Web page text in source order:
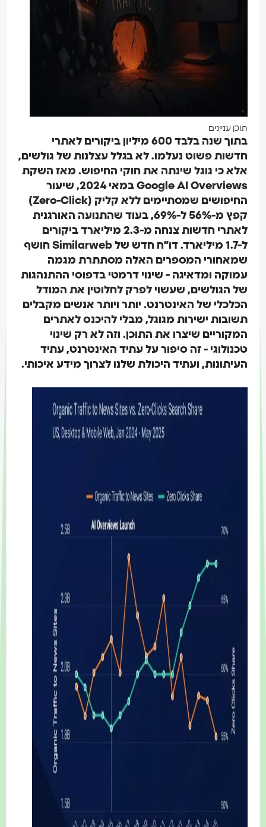
תוכן עניינים
בתוך שנה בלבד 600 מיליון ביקורים לאתרי
חדשות פשוט נעלמו. לא בגלל עצלנות של גולשים,
אלא כי גוגל שינתה את חוקי החיפוש. מאז השקת
Google AI Overviews במאי 2024, שיעור
החיפושים שמסתיימים ללא קליק (Zero-Click)
קפץ מ-56% ל-69%, בעוד שהתנועה האורגנית
לאתרי חדשות צנחה מ-2.3 מיליארד ביקורים
ל-1.7 מיליארד. דו”ח חדש של Similarweb חושף
שמאחורי המספרים האלה מסתתרת מגמה
עמוקה ומדאיגה - שינוי דרמטי בדפוסי ההתנהגות
של הגולשים, שעשוי לפרק לחלוטין את המודל
הכלכלי של האינטרנט. יותר ויותר אנשים מקבלים
תשובות ישירות מגוגל, מבלי להיכנס לאתרים
המקוריים שיצרו את התוכן. וזה לא רק שינוי
טכנולוגי - זה סיפור על עתיד האינטרנט, עתיד
העיתונות, ועתיד היכולת שלנו לצרוך מידע איכותי.